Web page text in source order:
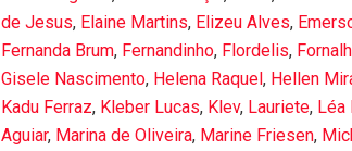
de Jesus, Elaine Martins, Elizeu Alves,
Fernanda Brum, Fernandinho, Flordelis,
Gisele Nascimento, Helena Raquel, Hellen
Kadu Ferraz, Kleber Lucas, Klev, Lauriete, Léa
Aguiar, Marina de Oliveira, Marine Friesen,